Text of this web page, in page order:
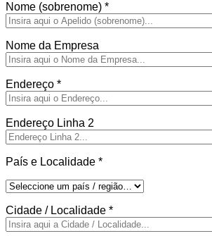
Nome (sobrenome) *
Nome da Empresa
Endereço *
Endereço Linha 2
País e Localidade *
Cidade / Localidade *